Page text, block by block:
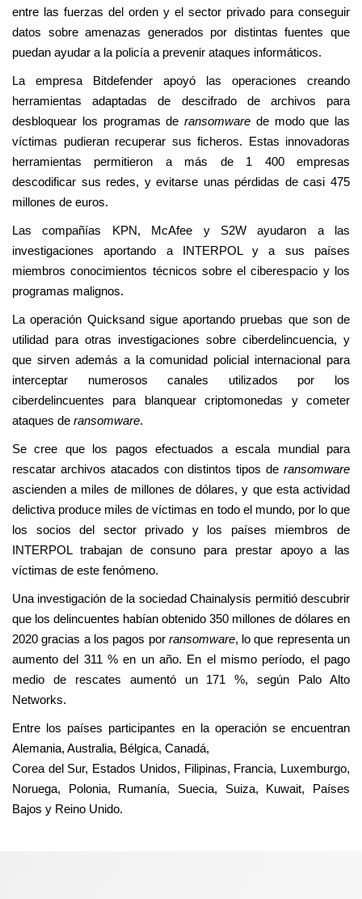
entre las fuerzas del orden y el sector privado para conseguir
datos sobre amenazas generados por distintas fuentes que
puedan ayudar a la policía a prevenir ataques informáticos.
La empresa Bitdefender apoyó las operaciones creando
herramientas adaptadas de descifrado de archivos para
desbloquear los programas de ransomware de modo que las
víctimas pudieran recuperar sus ficheros. Estas innovadoras
herramientas permitieron a más de 1 400 empresas
descodificar sus redes, y evitarse unas pérdidas de casi 475
millones de euros.
Las compañías KPN, McAfee y S2W ayudaron a las
investigaciones aportando a INTERPOL y a sus países
miembros conocimientos técnicos sobre el ciberespacio y los
programas malignos.
La operación Quicksand sigue aportando pruebas que son de
utilidad para otras investigaciones sobre ciberdelincuencia, y
que sirven además a la comunidad policial internacional para
interceptar numerosos canales utilizados por los
ciberdelincuentes para blanquear criptomonedas y cometer
ataques de ransomware.
Se cree que los pagos efectuados a escala mundial para
rescatar archivos atacados con distintos tipos de ransomware
ascienden a miles de millones de dólares, y que esta actividad
delictiva produce miles de víctimas en todo el mundo, por lo que
los socios del sector privado y los países miembros de
INTERPOL trabajan de consuno para prestar apoyo a las
víctimas de este fenómeno.
Una investigación de la sociedad Chainalysis permitió descubrir
que los delincuentes habían obtenido 350 millones de dólares en
2020 gracias a los pagos por ransomware, lo que representa un
aumento del 311 % en un año. En el mismo período, el pago
medio de rescates aumentó un 171 %, según Palo Alto
Networks.
Entre los países participantes en la operación se encuentran
Alemania, Australia, Bélgica, Canadá,
Corea del Sur, Estados Unidos, Filipinas, Francia, Luxemburgo,
Noruega, Polonia, Rumanía, Suecia, Suiza, Kuwait, Países
Bajos y Reino Unido.